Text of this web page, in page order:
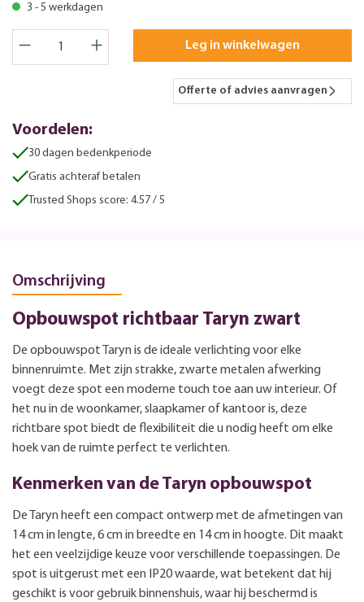
3 - 5 werkdagen
Leg in winkelwagen
Offerte of advies aanvragen
Voordelen:
30 dagen bedenkperiode
Gratis achteraf betalen
Trusted Shops score: 4.57 / 5
Omschrijving
Opbouwspot richtbaar Taryn zwart
De opbouwspot Taryn is de ideale verlichting voor elke
binnenruimte. Met zijn strakke, zwarte metalen afwerking
voegt deze spot een moderne touch toe aan uw interieur. Of
het nu in de woonkamer, slaapkamer of kantoor is, deze
richtbare spot biedt de flexibiliteit die u nodig heeft om elke
hoek van de ruimte perfect te verlichten.
Kenmerken van de Taryn opbouwspot
De Taryn heeft een compact ontwerp met de afmetingen van
14 cm in lengte, 6 cm in breedte en 14 cm in hoogte. Dit maakt
het een veelzijdige keuze voor verschillende toepassingen. De
spot is uitgerust met een IP20 waarde, wat betekent dat hij
geschikt is voor gebruik binnenshuis, waar hij beschermd is